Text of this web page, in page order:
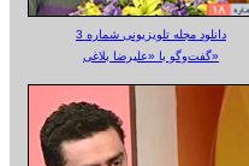
دانلود مجله تلویزیونی شماره 3
گفت‌وگو با «علیرضا بلاغی»